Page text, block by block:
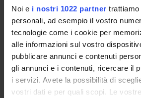
Noi e i nostri 1022 partner
personali, ad esempio il vostro
tecnologie come i cookie per
alle informazioni sul vostro
pubblicare annunci e contenuti
gli annunci e i contenuti, ricercare il
i servizi. Avete la possibilità di
vostri dati e per quali scopi. Le
SERVIZI DI SEGRETERIA STUDENTI
STRUTTURE DEL DIPARTIMENTO
LABORATORI DI RICERCA
CENTRI DI RICERCA